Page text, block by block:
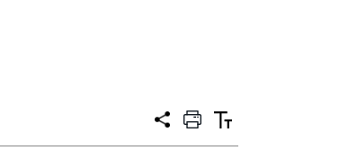
공
프
트
텍
트